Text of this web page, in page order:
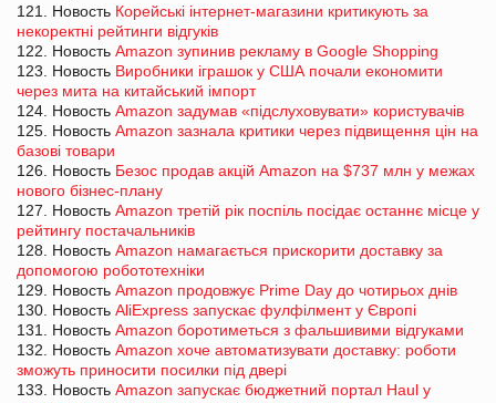
121. Новость Корейські інтернет-магазини критикують за
некоректні рейтинги відгуків
122. Новость Amazon зупинив рекламу в Google Shopping
123. Новость Виробники іграшок у США почали економити
через мита на китайський імпорт
124. Новость Amazon задумав «підслуховувати» користувачів
125. Новость Amazon зазнала критики через підвищення цін на
базові товари
126. Новость Безос продав акцій Amazon на $737 млн у межах
нового бізнес-плану
127. Новость Amazon третій рік поспіль посідає останнє місце у
рейтингу постачальників
128. Новость Amazon намагається прискорити доставку за
допомогою робототехніки
129. Новость Amazon продовжує Prime Day до чотирьох днів
130. Новость AliExpress запускає фулфілмент у Європі
131. Новость Amazon боротиметься з фальшивими відгуками
132. Новость Amazon хоче автоматизувати доставку: роботи
зможуть приносити посилки під двері
133. Новость Amazon запускає бюджетний портал Haul у